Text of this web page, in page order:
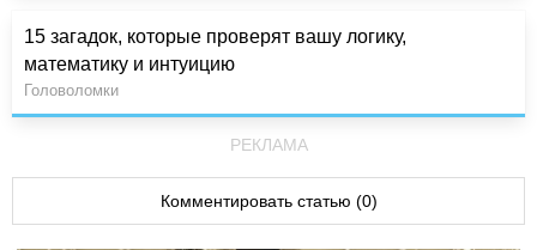
15 загадок, которые проверят вашу логику,
математику и интуицию
Головоломки
РЕКЛАМА
Комментировать статью (0)